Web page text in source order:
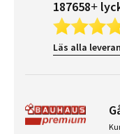
187658+
Läs alla